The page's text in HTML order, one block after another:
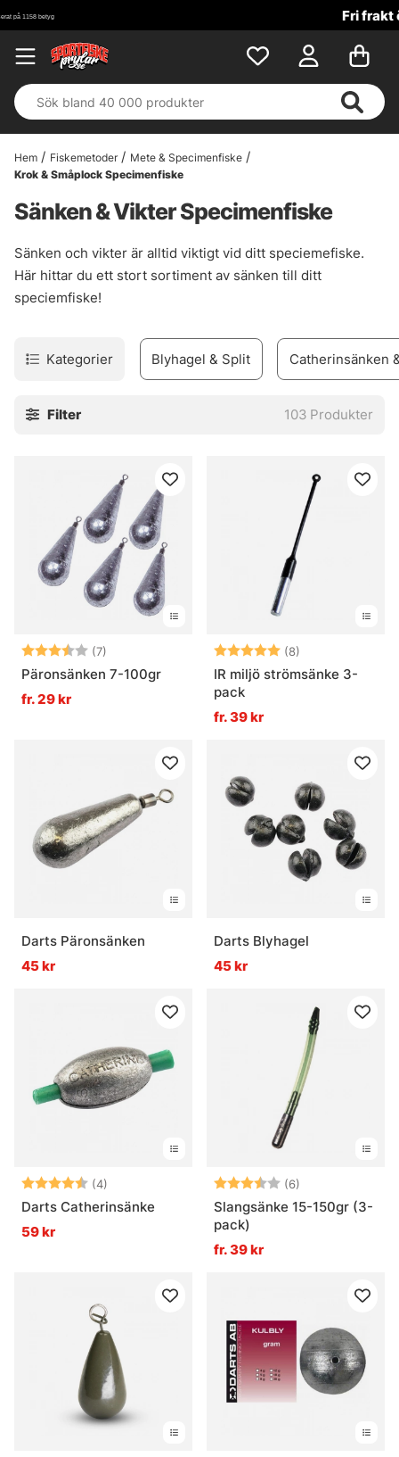
Hem Fiskemetoder
Mete & Specimenfiske
Krok & Småplock Specimenfiske
Sänken & Vikter Specimenfiske
Sänken och vikter är alltid viktigt vid ditt speciemefiske.
Här hittar du ett stort sortiment av sänken till ditt
speciemfiske!
Kategorier Blyhagel & Split Catherinsänken
Filter 103 Produkter
Betyg: (7)
3.7 utav 5 stjärnor
Päronsänken 7-100gr
fr. 29 kr
Betyg: (8)
IR miljö strömsänke 3-
pack
fr. 39 kr
Darts Päronsänken
45 kr
Darts Blyhagel
45 kr
Betyg: (4)
4.5 utav 5 stjärnor
Darts Catherinsänke
59 kr
Betyg: (6)
Slangsänke 15-150gr (3-
pack)
fr. 39 kr